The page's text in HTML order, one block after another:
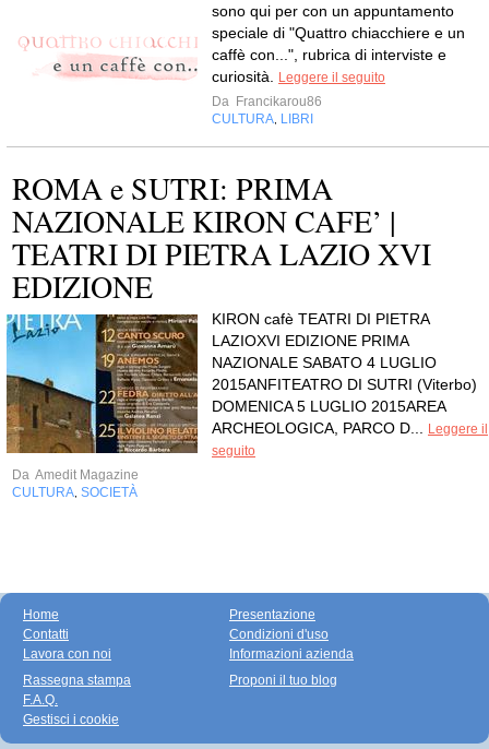
sono qui per con un appuntamento
speciale di "Quattro chiacchiere e un
caffè con...", rubrica di interviste e
curiosità.
Leggere il seguito
Da Francikarou86
CULTURA LIBRI
ROMA e SUTRI: PRIMA
NAZIONALE KIRON CAFE’ |
TEATRI DI PIETRA LAZIO XVI
EDIZIONE
KIRON cafè TEATRI DI PIETRA
LAZIOXVI EDIZIONE PRIMA
NAZIONALE SABATO 4 LUGLIO
2015ANFITEATRO DI SUTRI (Viterbo)
DOMENICA 5 LUGLIO 2015AREA
ARCHEOLOGICA, PARCO D...
Leggere il
seguito
Da Amedit Magazine
CULTURA SOCIETÀ
Home
Contatti
Lavora con noi
Presentazione
Condizioni d'uso
Informazioni azienda
Rassegna stampa
F.A.Q.
Gestisci i cookie
Proponi il tuo blog